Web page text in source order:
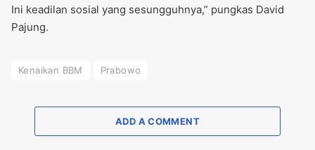
Ini keadilan sosial yang sesungguhnya,” pungkas David
Pajung.
Kenaikan BBM Prabowo
ADD A COMMENT